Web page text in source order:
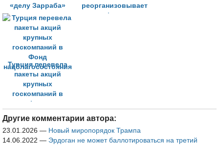
«делу Зарраба»
реорганизовывает
Фонд
Турция перевела
пакеты акций
крупных
госкомпаний в
Фонд
нацблагосостояния
Другие комментарии автора:
23.01.2026 — Новый миропорядок Трампа
14.06.2022 — Эрдоган не может баллотироваться на третий